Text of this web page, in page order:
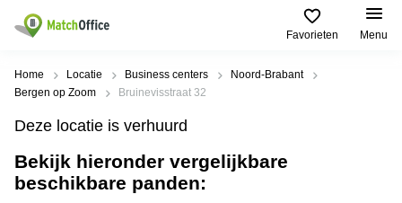
Favorieten Menu
Huren / Verhuren
Productpagina's
Kantoorruimten
Business
Populaire
Steden
Alkmaar
Populaire
zoekopdrachten
Kantoorruimte
in Breda
Help
Over ons
Home Locatie Business centers
Noord-Brabant
Bergen op Zoom
Bruinevisstraat 32
Deze locatie is verhuurd
Bekijk hieronder vergelijkbare
beschikbare panden: